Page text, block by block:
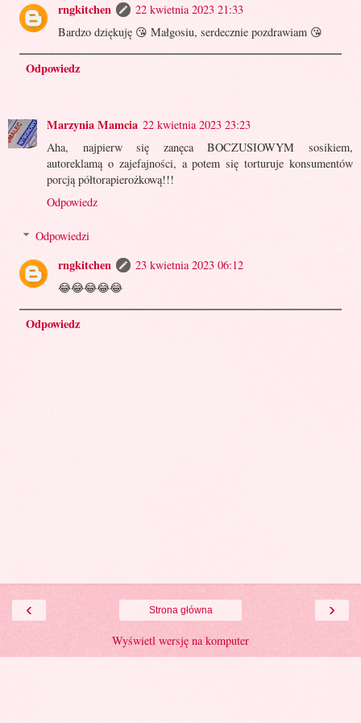
rngkitchen
22 kwietnia 2023 21:33
Bardzo dziękuję 😘 Małgosiu, serdecznie pozdrawiam 😘
Odpowiedz
Marzynia Mamcia 22 kwietnia 2023 23:23
Aha, najpierw się zanęca BOCZUSIOWYM sosikiem,
autoreklamą o zajefajności, a potem się torturuje konsumentów
porcją półtorapierożkową!!!
Odpowiedz
Odpowiedzi
rngkitchen
23 kwietnia 2023 06:12
😂😂😂😂😂
Odpowiedz
‹ ›
Strona główna
Wyświetl wersję na komputer